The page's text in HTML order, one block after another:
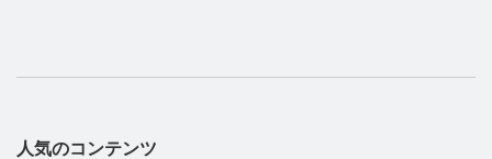
人気のコンテンツ